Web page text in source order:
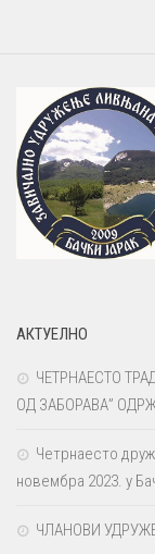
АКТУЕЛНО
ЧЕТРНАЕСТО
ОД ЗАБОРАВА”
Четрнаесто
новембра 2023. у
ЧЛАНОВИ